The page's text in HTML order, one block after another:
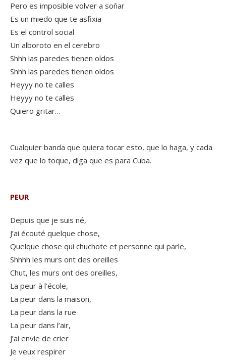
Pero es imposible volver a soñar
Es un miedo que te asfixia
Es el control social
Un alboroto en el cerebro
Shhh las paredes tienen oídos
Shhh las paredes tienen oídos
Heyyy no te calles
Heyyy no te calles
Quiero gritar…
Cualquier banda que quiera tocar esto, que lo haga, y cada
vez que lo toque, diga que es para Cuba.
PEUR
Depuis que je suis né,
J’ai écouté quelque chose,
Quelque chose qui chuchote et personne qui parle,
Shhhh les murs ont des oreilles
Chut, les murs ont des oreilles,
La peur à l’école,
La peur dans la maison,
La peur dans la rue
La peur dans l’air,
J’ai envie de crier
Je veux respirer